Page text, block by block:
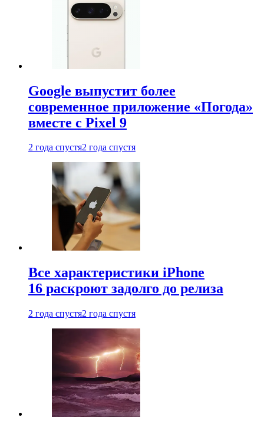
Google выпустит более
современное приложение «Погода»
вместе с Pixel 9
2 года спустя2 года спустя
Все характеристики iPhone
16 раскроют задолго до релиза
2 года спустя2 года спустя